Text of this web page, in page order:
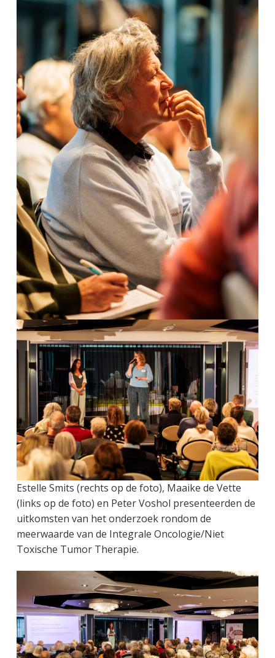
Estelle Smits (rechts op de foto), Maaike de Vette
(links op de foto) en Peter Voshol presenteerden de
uitkomsten van het onderzoek rondom de
meerwaarde van de Integrale Oncologie/Niet
Toxische Tumor Therapie.